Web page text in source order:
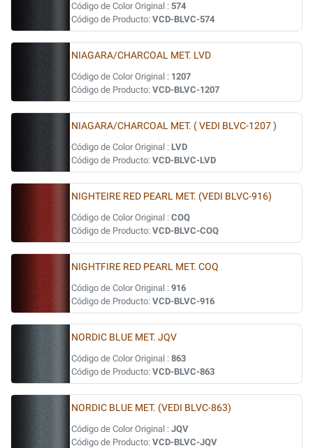
Código de Color Original : 574
Código de Producto: VCD-BLVC-574
NIAGARA/CHARCOAL MET. LVD
Código de Color Original : 1207
Código de Producto: VCD-BLVC-1207
NIAGARA/CHARCOAL MET. ( VEDI BLVC-1207 )
Código de Color Original : LVD
Código de Producto: VCD-BLVC-LVD
NIGHTEIRE RED PEARL MET. (VEDI BLVC-916)
Código de Color Original : COQ
Código de Producto: VCD-BLVC-COQ
NIGHTFIRE RED PEARL MET. COQ
Código de Color Original : 916
Código de Producto: VCD-BLVC-916
NORDIC BLUE MET. JQV
Código de Color Original : 863
Código de Producto: VCD-BLVC-863
NORDIC BLUE MET. (VEDI BLVC-863)
Código de Color Original : JQV
Código de Producto: VCD-BLVC-JQV